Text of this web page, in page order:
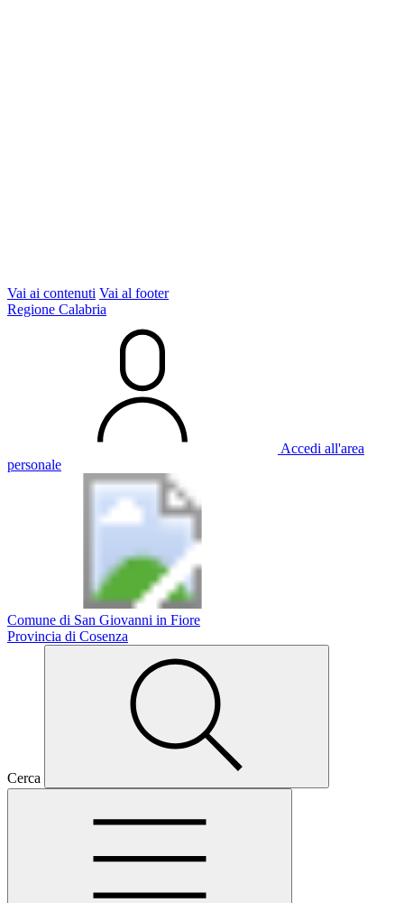
Vai ai contenuti Vai al footer
Regione Calabria
Accedi all'area
personale
Comune di San Giovanni in Fiore
Provincia di Cosenza
Cerca